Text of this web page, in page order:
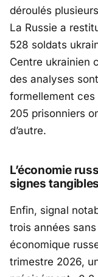
déroulés
La Russie a
528 soldats
Centre ukrainien
des analyses
formellement ces
205 prisonniers
d’autre.
L’économie
signes
Enfin, signal
trois années
économique
trimestre 2026,